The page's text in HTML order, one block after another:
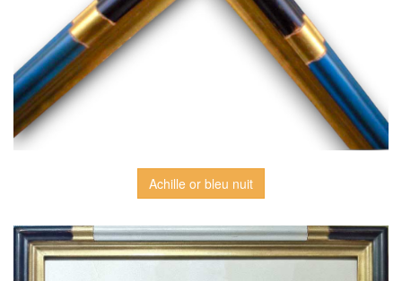
Achille or bleu nuit